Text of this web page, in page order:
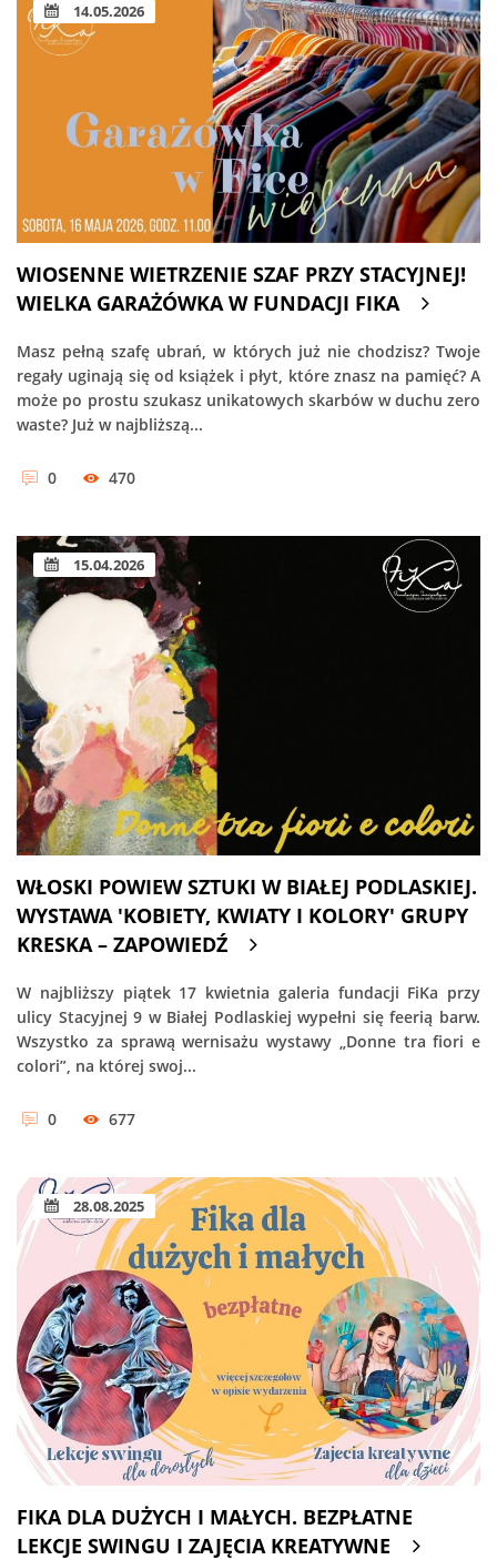
14.05.2026
WIOSENNE WIETRZENIE SZAF PRZY STACYJNEJ!
WIELKA GARAŻÓWKA W FUNDACJI FIKA
Masz pełną szafę ubrań, w których już nie chodzisz? Twoje
regały uginają się od książek i płyt, które znasz na pamięć? A
może po prostu szukasz unikatowych skarbów w duchu zero
waste? Już w najbliższą...
0 470
15.04.2026
WŁOSKI POWIEW SZTUKI W BIAŁEJ PODLASKIEJ.
WYSTAWA 'KOBIETY, KWIATY I KOLORY' GRUPY
KRESKA – ZAPOWIEDŹ
W najbliższy piątek 17 kwietnia galeria fundacji FiKa przy
ulicy Stacyjnej 9 w Białej Podlaskiej wypełni się feerią barw.
Wszystko za sprawą wernisażu wystawy „Donne tra fiori e
colori”, na której swoj...
0 677
28.08.2025
FIKA DLA DUŻYCH I MAŁYCH. BEZPŁATNE
LEKCJE SWINGU I ZAJĘCIA KREATYWNE